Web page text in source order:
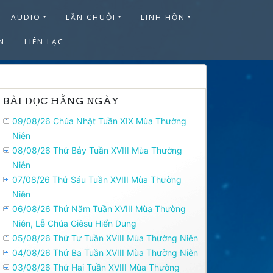
AUDIO LẦN CHUỖI LINH HỒN
LIÊN LẠC
BÀI ĐỌC HẰNG NGÀY
09/08/26 Chúa Nhật Tuần XIX Mùa Thường
Niên
08/08/26 Thứ Bảy Tuần XVIII Mùa Thường
Niên
07/08/26 Thứ Sáu Tuần XVIII Mùa Thường
Niên
06/08/26 Thứ Năm Tuần XVIII Mùa Thường
Niên, Lễ Chúa Giêsu Hiển Dung
05/08/26 Thứ Tư Tuần XVIII Mùa Thường Niên
04/08/26 Thứ Ba Tuần XVIII Mùa Thường Niên
03/08/26 Thứ Hai Tuần XVIII Mùa Thường